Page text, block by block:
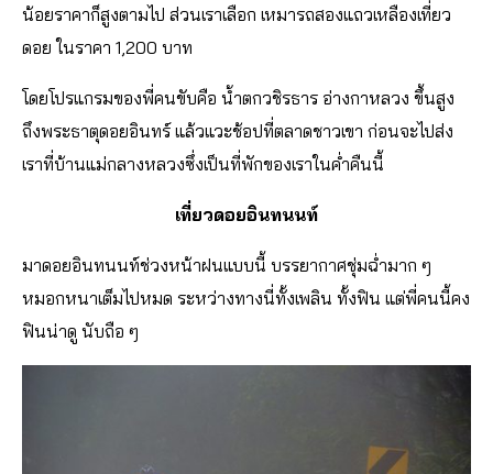
น้อยราคาก็สูงตามไป ส่วนเราเลือก เหมารถสองแถวเหลืองเที่ยว
ดอย ในราคา 1,200 บาท
โดยโปรแกรมของพี่คนขับคือ น้ำตกวชิรธาร อ่างกาหลวง ขึ้นสูง
ถึงพระธาตุดอยอินทร์ แล้วแวะช้อปที่ตลาดชาวเขา ก่อนจะไปส่ง
เราที่บ้านแม่กลางหลวงซึ่งเป็นที่พักของเราในค่ำคืนนี้
เที่ยวดอยอินทนนท์
มาดอยอินทนนท์ช่วงหน้าฝนแบบนี้ บรรยากาศชุ่มฉ่ำมาก ๆ
หมอกหนาเต็มไปหมด ระหว่างทางนี่ทั้งเพลิน ทั้งฟิน แต่พี่คนนี้คง
ฟินน่าดู นับถือ ๆ